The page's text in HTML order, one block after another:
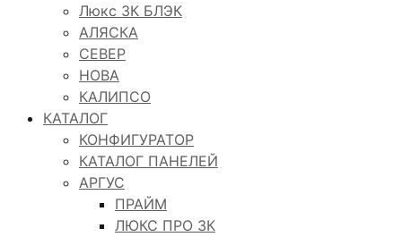
Люкс 3К БЛЭК
АЛЯСКА
СЕВЕР
НОВА
КАЛИПСО
КАТАЛОГ
КОНФИГУРАТОР
КАТАЛОГ ПАНЕЛЕЙ
АРГУС
ПРАЙМ
ЛЮКС ПРО 3К